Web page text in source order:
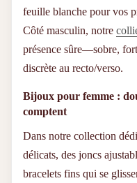
feuille blanche pour vos
Côté masculin, notre
présence sûre—sobre,
discrète au recto/verso.
Bijoux pour femme :
comptent
Dans notre collection
délicats, des joncs
bracelets fins qui se